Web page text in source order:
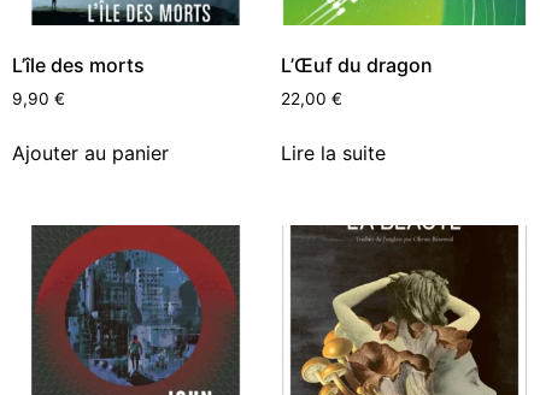
L’île des morts
9,90 €
Ajouter au panier
L’Œuf du dragon
22,00 €
Lire la suite